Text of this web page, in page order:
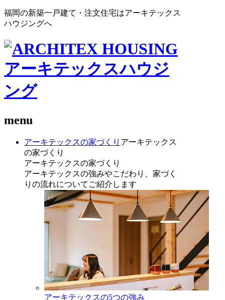
福岡の新築一戸建て・注文住宅はアーキテックス
ハウジングへ
menu
アーキテックスの家づくり アーキテックス
の家づくり
アーキテックスの家づくり
アーキテックスの強みやこだわり、家づく
りの流れについてご紹介します
アーキテックスの5つの強み